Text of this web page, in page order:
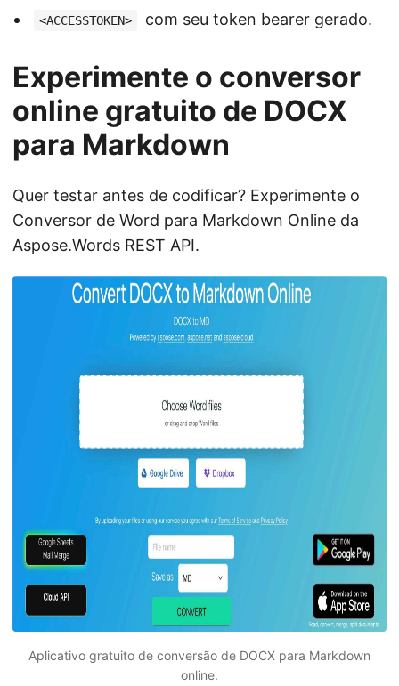
<ACCESSTOKEN> com seu token bearer gerado.
Experimente o conversor
online gratuito de DOCX
para Markdown
Quer testar antes de codificar? Experimente o
Conversor de Word para Markdown Online da
Aspose.Words REST API.
Aplicativo gratuito de conversão de DOCX para Markdown
online.